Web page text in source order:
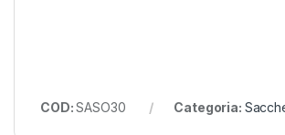
COD:SASO30 Categoria: